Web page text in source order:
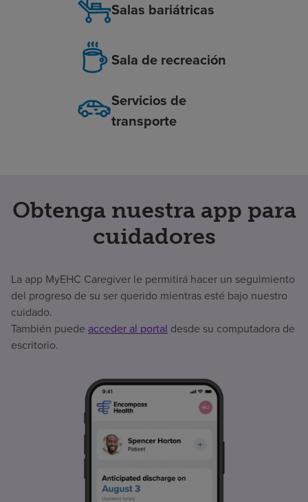
Salas bariátricas
Sala de recreación
Servicios de
transporte
Obtenga nuestra app para
cuidadores
La app MyEHC Caregiver le permitirá hacer un seguimiento
del progreso de su ser querido mientras esté bajo nuestro
cuidado.
También puede acceder al portal desde su computadora de
escritorio.